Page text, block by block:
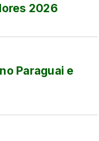
2026
Paraguai e